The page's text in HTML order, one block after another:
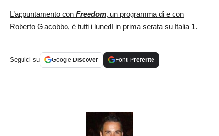
L’appuntamento con Freedom, un programma di e con
Roberto Giacobbo, è tutti i lunedì in prima serata su Italia 1.
Seguici su Google Discover Fonti Preferite